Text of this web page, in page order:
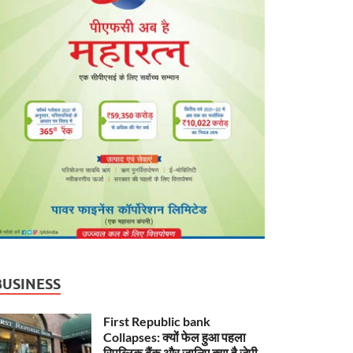
First Republic bank
Collapses: क्यों फेल हुआ पहला